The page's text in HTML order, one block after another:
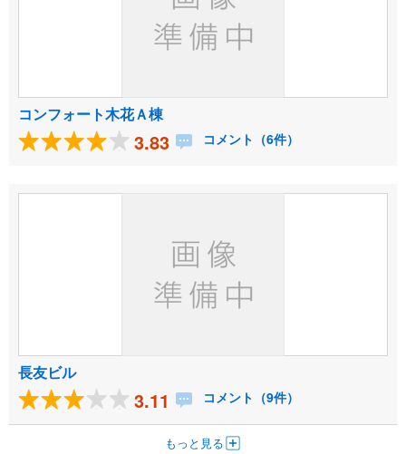
コンフォート木花Ａ棟
3.83 コメント（6件）
長友ビル
3.11 コメント（9件）
もっと見る